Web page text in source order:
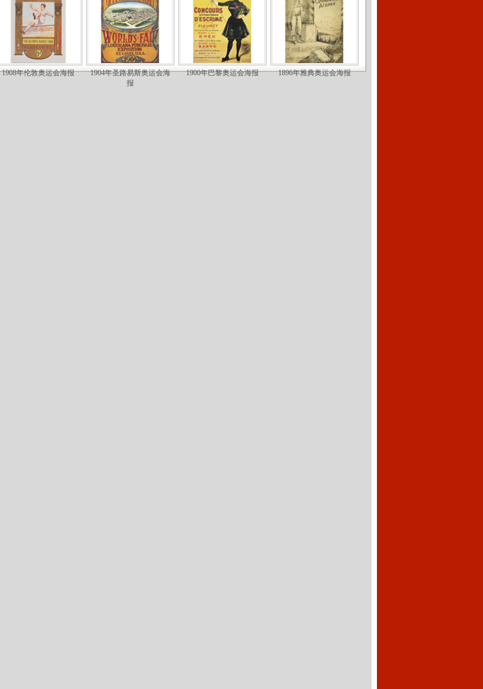
1908年伦敦奥运会海报
1904年圣路易斯奥运会海
报
1900年巴黎奥运会海报 1896年雅典奥运会海报